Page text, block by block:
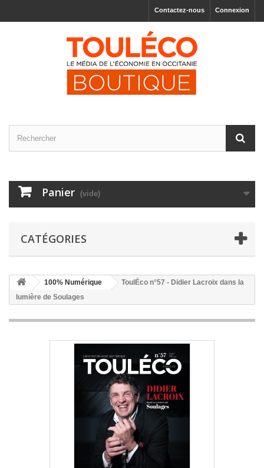
Connexion
Contactez-nous
Panier (vide)
CATÉGORIES
100% Numérique
ToulÉco n°57 - Didier Lacroix dans la
lumière de Soulages